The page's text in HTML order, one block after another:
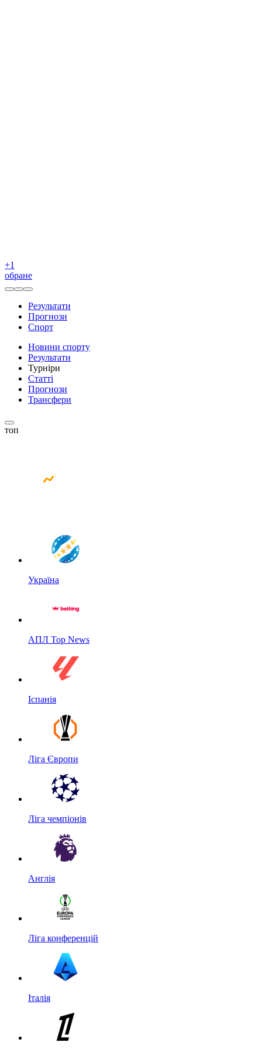
+1
обране
Результати
Прогнози
Спорт
Новини спорту
Результати
Турніри
Статті
Прогнози
Трансфери
топ
Україна
АПЛ Top News
Іспанія
Ліга Європи
Ліга чемпіонів
Англія
Ліга конференцій
Італія